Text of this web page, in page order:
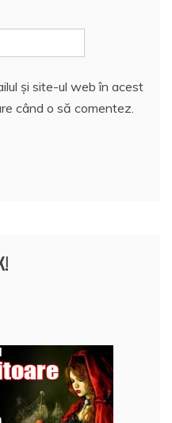
și site-ul web în acest
când o să comentez.